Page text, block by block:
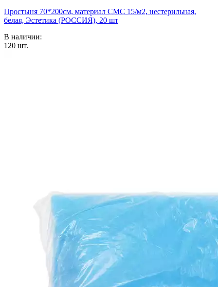
Простыня 70*200см, материал СМС 15/м2, нестерильная,
белая, Эстетика (РОССИЯ), 20 шт
В наличии:
120 шт.